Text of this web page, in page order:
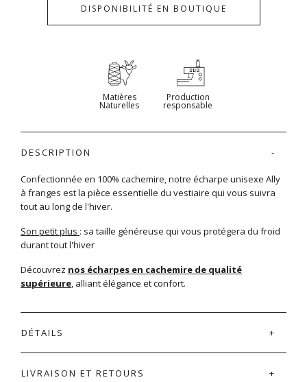
DISPONIBILITÉ EN BOUTIQUE
Matières
Naturelles
Production
responsable
DESCRIPTION
Confectionnée en 100% cachemire, notre écharpe unisexe Ally
à franges est la pièce essentielle du vestiaire qui vous suivra
tout au long de l'hiver.
Son petit plus : sa taille généreuse qui vous protégera du froid
durant tout l'hiver
Découvrez nos écharpes en cachemire de qualité
supérieure, alliant élégance et confort.
DÉTAILS
LIVRAISON ET RETOURS